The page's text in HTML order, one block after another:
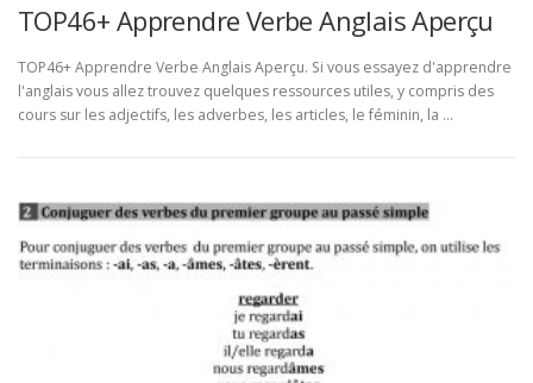
TOP46+ Apprendre Verbe Anglais Aperçu
TOP46+ Apprendre Verbe Anglais Aperçu. Si vous essayez d'apprendre
l'anglais vous allez trouvez quelques ressources utiles, y compris des
cours sur les adjectifs, les adverbes, les articles, le féminin, la …